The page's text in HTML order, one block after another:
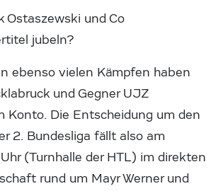
Ostaszewski und Co
jubeln?
ebenso vielen Kämpfen haben
und Gegner UJZ
Konto. Die Entscheidung um den
2. Bundesliga fällt also am
(Turnhalle der HTL) im direkten
rund um Mayr Werner und